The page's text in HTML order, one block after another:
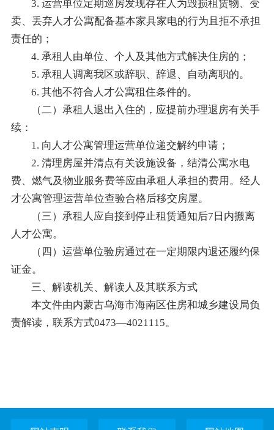
3. 运营单位定期巡房发现存在人为毁损租赁物、变
卖、丢弃人才公寓配备基本家具家电的行为且拒不承担
责任的；
4. 承租人由单位、个人及其他方式解决住房的；
5. 承租人调离我区或辞职、辞退、自动离职的。
6. 其他不符合人才公寓租住条件的。
（二）承租人退出入住的，应提前办理退房有关手
续：
1. 向人才公寓管理运营单位递交解约申请；
2. 清理房屋并清点有关设施设备，结清公寓水电
费、燃气及物业服务费等应由承租人承担的费用。经人
才公寓管理运营单位查验合格后移交房屋。
（三）承租人应自接到停止租赁通知后7日内搬离
人才公寓。
（四）运营单位验房通过在一定期限内退还履约保
证金。
三、解读机关、解读人及其联系方式
本文件由内蒙古乌海市海南区住房和城乡建设局负
责解读，联系方式0473—4021115。